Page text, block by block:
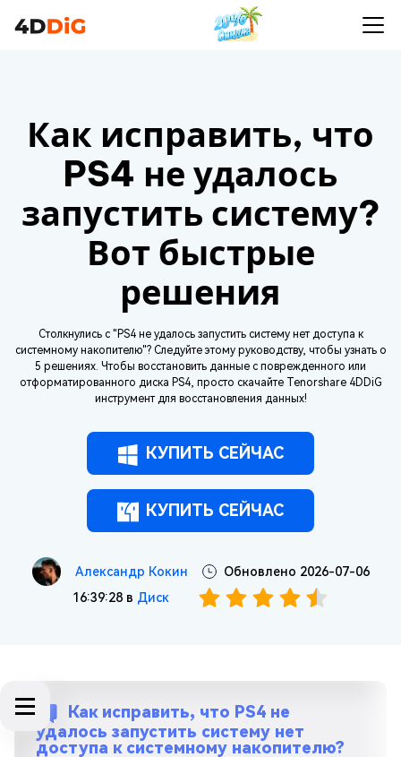
Как исправить, что
PS4 не удалось
запустить систему?
Вот быстрые
решения
Столкнулись с "PS4 не удалось запустить систему нет доступа к
системному накопителю"? Следуйте этому руководству, чтобы узнать о
5 решениях. Чтобы восстановить данные с поврежденного или
отформатированного диска PS4, просто скачайте Tenorshare 4DDiG
инструмент для восстановления данных!
КУПИТЬ СЕЙЧАС
КУПИТЬ СЕЙЧАС
Александр Кокин
Обновлено 2026-07-06
16:39:28 в Диск
Как исправить, что PS4 не
удалось запустить систему нет
доступа к системному накопителю?